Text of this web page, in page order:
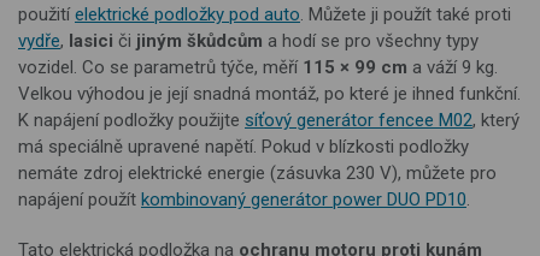
použitíelektrické podložky pod auto. Můžete ji použít také proti
vydře, lasici či jiným škůdcům a hodí se pro všechny typy
vozidel. Co se parametrů týče, měří 115 × 99 cm a váží 9 kg.
Velkou výhodou je její snadná montáž, po které je ihned funkční.
K napájení podložky použijte síťový generátor fencee M02, který
má speciálně upravené napětí. Pokud v blízkosti podložky
nemáte zdroj elektrické energie (zásuvka 230 V), můžete pro
napájení použít kombinovaný generátor power DUO PD10.
Tato elektrická podložka na ochranu motoru proti kunám